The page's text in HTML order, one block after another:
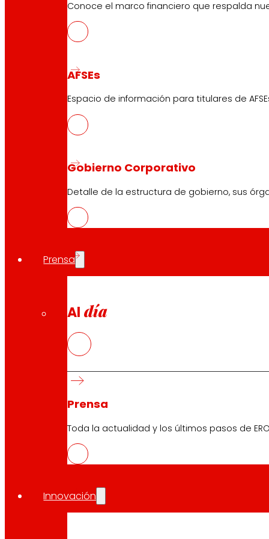
Conoce el marco financiero que respalda
AFSEs
Espacio de información para titulares de
Gobierno Corporativo
Detalle de la estructura de gobierno, sus
Prensa
Al día
Prensa
Toda la actualidad y los últimos pasos de
Innovación
modelo que dan empleo a más de medio centenar
ENTREM